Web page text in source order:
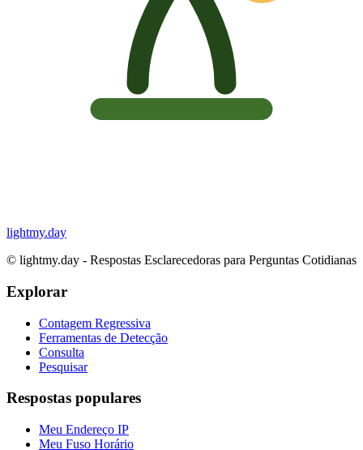
lightmy.day
© lightmy.day - Respostas Esclarecedoras para Perguntas Cotidianas
Explorar
Contagem Regressiva
Ferramentas de Detecção
Consulta
Pesquisar
Respostas populares
Meu Endereço IP
Meu Fuso Horário